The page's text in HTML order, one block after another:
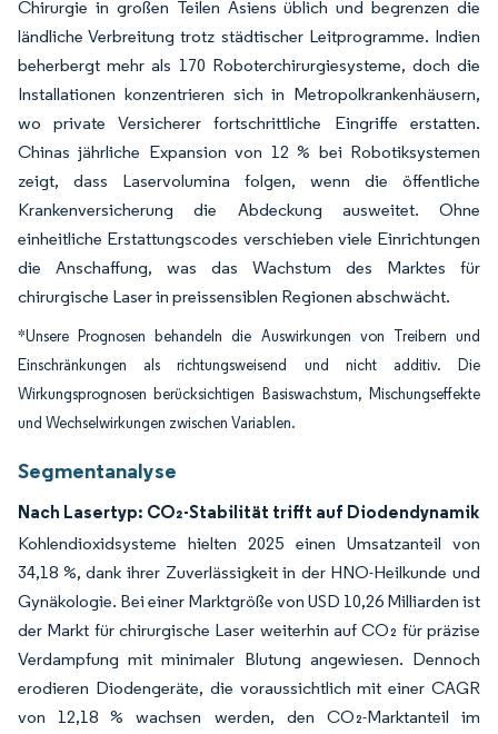
Chirurgie in großen Teilen Asiens üblich und begrenzen die
ländliche Verbreitung trotz städtischer Leitprogramme. Indien
beherbergt mehr als 170 Roboterchirurgiesysteme, doch die
Installationen konzentrieren sich in Metropolkrankenhäusern,
wo private Versicherer fortschrittliche Eingriffe erstatten.
Chinas jährliche Expansion von 12 % bei Robotiksystemen
zeigt, dass Laservolumina folgen, wenn die öffentliche
Krankenversicherung die Abdeckung ausweitet. Ohne
einheitliche Erstattungscodes verschieben viele Einrichtungen
die Anschaffung, was das Wachstum des Marktes für
chirurgische Laser in preissensiblen Regionen abschwächt.
*Unsere Prognosen behandeln die Auswirkungen von Treibern und
Einschränkungen als richtungsweisend und nicht additiv. Die
Wirkungsprognosen berücksichtigen Basiswachstum, Mischungseffekte
und Wechselwirkungen zwischen Variablen.
Segmentanalyse
Nach Lasertyp: CO₂-Stabilität trifft auf Diodendynamik
Kohlendioxidsysteme hielten 2025 einen Umsatzanteil von
34,18 %, dank ihrer Zuverlässigkeit in der HNO-Heilkunde und
Gynäkologie. Bei einer Marktgröße von USD 10,26 Milliarden ist
der Markt für chirurgische Laser weiterhin auf CO₂ für präzise
Verdampfung mit minimaler Blutung angewiesen. Dennoch
erodieren Diodengeräte, die voraussichtlich mit einer CAGR
von 12,18 % wachsen werden, den CO₂-Marktanteil im